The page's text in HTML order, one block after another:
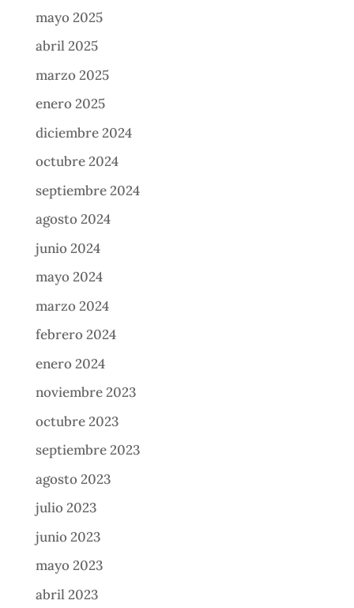
mayo 2025
abril 2025
marzo 2025
enero 2025
diciembre 2024
octubre 2024
septiembre 2024
agosto 2024
junio 2024
mayo 2024
marzo 2024
febrero 2024
enero 2024
noviembre 2023
octubre 2023
septiembre 2023
agosto 2023
julio 2023
junio 2023
mayo 2023
abril 2023